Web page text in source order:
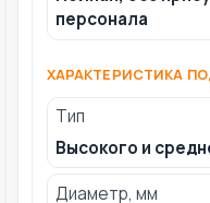
персонала
ХАРАКТЕРИСТИКА
Тип
Высокого и
Диаметр, мм